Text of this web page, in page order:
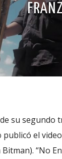
su segundo
el
“No